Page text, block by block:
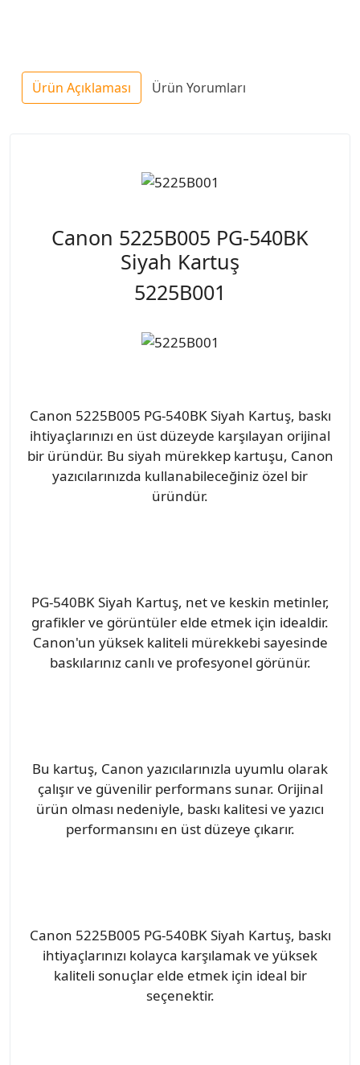
Ürün Açıklaması Ürün Yorumları
Canon 5225B005 PG-540BK
Siyah Kartuş
5225B001
Canon 5225B005 PG-540BK Siyah Kartuş, baskı
ihtiyaçlarınızı en üst düzeyde karşılayan orijinal
bir üründür. Bu siyah mürekkep kartuşu, Canon
yazıcılarınızda kullanabileceğiniz özel bir
üründür.
PG-540BK Siyah Kartuş, net ve keskin metinler,
grafikler ve görüntüler elde etmek için idealdir.
Canon'un yüksek kaliteli mürekkebi sayesinde
baskılarınız canlı ve profesyonel görünür.
Bu kartuş, Canon yazıcılarınızla uyumlu olarak
çalışır ve güvenilir performans sunar. Orijinal
ürün olması nedeniyle, baskı kalitesi ve yazıcı
performansını en üst düzeye çıkarır.
Canon 5225B005 PG-540BK Siyah Kartuş, baskı
ihtiyaçlarınızı kolayca karşılamak ve yüksek
kaliteli sonuçlar elde etmek için ideal bir
seçenektir.